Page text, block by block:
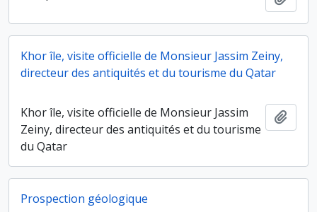
Khor île, visite officielle de Monsieur Jassim Zeiny,
directeur des antiquités et du tourisme du Qatar
Khor île, visite officielle de Monsieur Jassim
Zeiny, directeur des antiquités et du tourisme
du Qatar
Prospection géologique